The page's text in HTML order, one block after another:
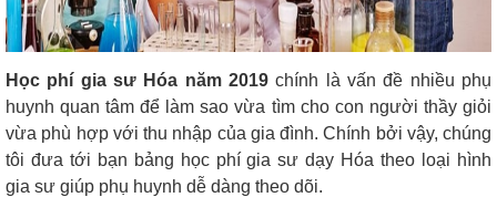
Học phí gia sư Hóa năm 2019 chính là vấn đề nhiều phụ
huynh quan tâm để làm sao vừa tìm cho con người thầy giỏi
vừa phù hợp với thu nhập của gia đình. Chính bởi vậy, chúng
tôi đưa tới bạn bảng học phí gia sư dạy Hóa theo loại hình
gia sư giúp phụ huynh dễ dàng theo dõi.